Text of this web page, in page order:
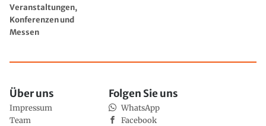
Veranstaltungen,
Konferenzen und
Messen
Über uns
Impressum
Team
Folgen Sie uns
WhatsApp
Facebook